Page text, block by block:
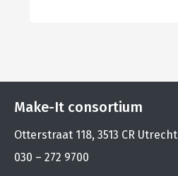
Make-It consortium
Otterstraat 118, 3513 CR Utrecht
030 – 272 9700